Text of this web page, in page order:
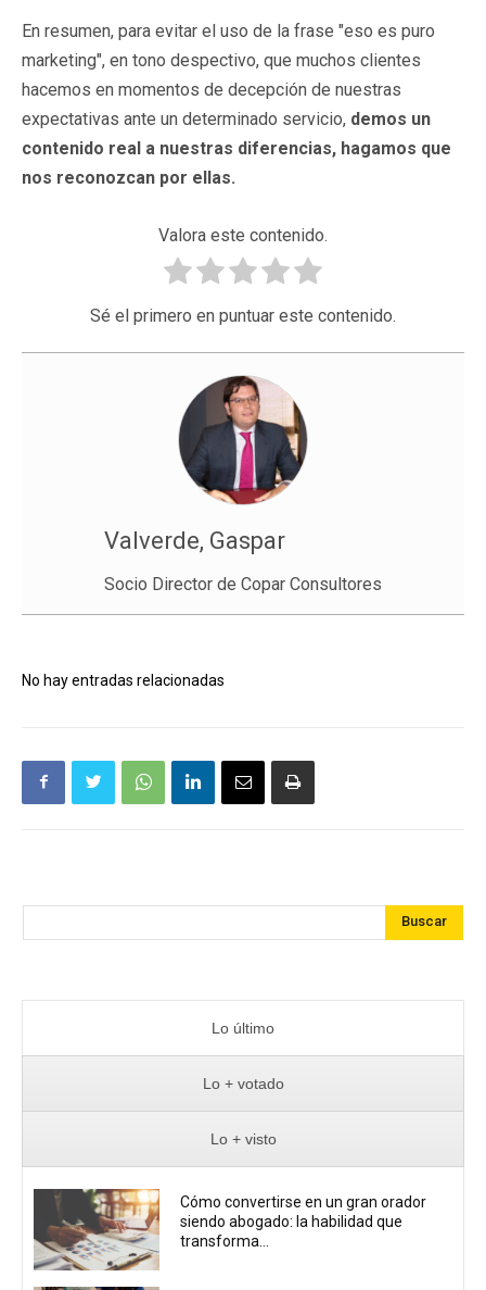
En resumen, para evitar el uso de la frase "eso es puro
marketing", en tono despectivo, que muchos clientes
hacemos en momentos de decepción de nuestras
expectativas ante un determinado servicio, demos un
contenido real a nuestras diferencias, hagamos que
nos reconozcan por ellas.
Valora este contenido.
Sé el primero en puntuar este contenido.
Valverde, Gaspar
Socio Director de Copar Consultores
No hay entradas relacionadas
Buscar
Lo último
Lo + votado
Lo + visto
Cómo convertirse en un gran orador
siendo abogado: la habilidad que
transforma...